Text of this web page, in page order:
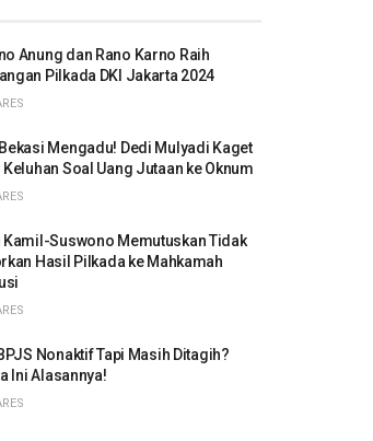
Anung dan Rano Karno Raih
Pilkada DKI Jakarta 2024
Mengadu! Dedi Mulyadi Kaget
Keluhan Soal Uang Jutaan ke Oknum
Kamil-Suswono Memutuskan Tidak
Hasil Pilkada ke Mahkamah
Nonaktif Tapi Masih Ditagih?
Ini Alasannya!